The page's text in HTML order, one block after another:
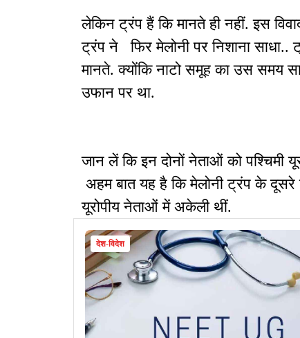
लेकिन ट्रंप हैं कि मानते ही नहीं. इस
ट्रंप ने फिर मेलोनी पर निशाना साधा..
मानते. क्योंकि नाटो समूह का उस समय
उफान पर था.
जान लें कि इन दोनों नेताओं को पश्चिमी
अहम बात यह है कि मेलोनी ट्रंप के दूसरे
यूरोपीय नेताओं में अकेली थीं.
देश-विदेश